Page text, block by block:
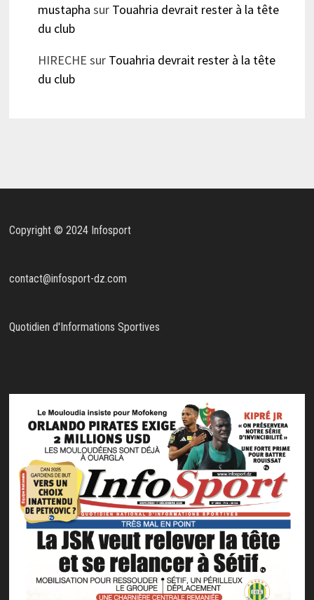
mustapha sur Touahria devrait rester à la tête
du club
HIRECHE sur Touahria devrait rester à la tête
du club
Copyright © 2024 Infosport
contact@infosport-dz.com
Quotidien d'Informations Sportives